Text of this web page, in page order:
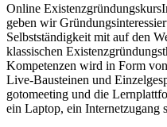
Online
geben wir
Selbstständigkeit mit auf den
klassischen
Kompetenzen wird in Form
Live-Bausteinen und
gotomeeting und die
ein Laptop, ein